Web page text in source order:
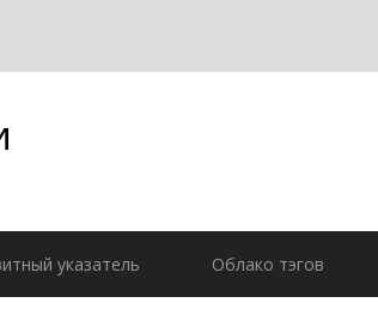
указатель Облако тэгов